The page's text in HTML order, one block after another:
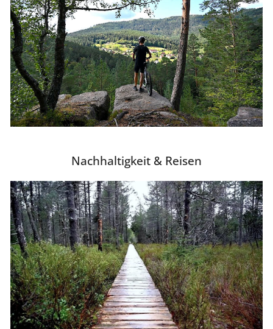
Nachhaltigkeit & Reisen